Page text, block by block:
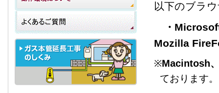
以下のブラ
・
Mozilla
※Macintosh
ております。